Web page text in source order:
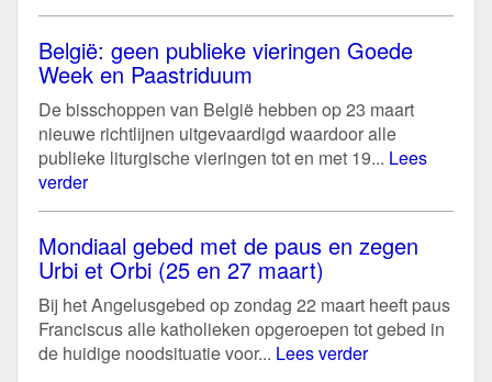
België: geen publieke vieringen Goede
Week en Paastriduum
De bisschoppen van België hebben op 23 maart
nieuwe richtlijnen uitgevaardigd waardoor alle
publieke liturgische vieringen tot en met 19... Lees
verder
Mondiaal gebed met de paus en zegen
Urbi et Orbi (25 en 27 maart)
Bij het Angelusgebed op zondag 22 maart heeft paus
Franciscus alle katholieken opgeroepen tot gebed in
de huidige noodsituatie voor... Lees verder